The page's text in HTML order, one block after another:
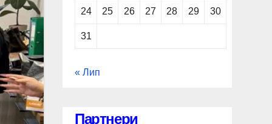
24 25 26 27 28 29 30
31
« Лип
Партнери